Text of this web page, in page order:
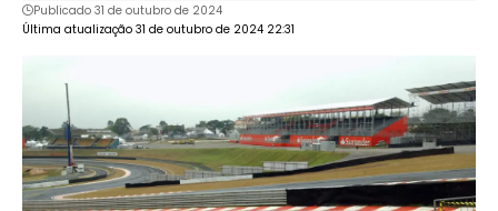
Última atualização 31 de outubro de 2024 22:31
Publicado 31 de outubro de 2024